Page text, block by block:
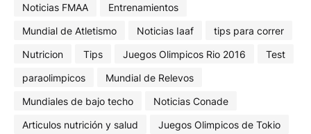
Noticias FMAA
Entrenamientos
Mundial de Atletismo
Noticias Iaaf
tips para correr
Nutricion
Tips Juegos Olimpicos Rio 2016
Test
paraolimpicos
Mundial de Relevos
Mundiales de bajo techo
Noticias Conade
Articulos nutrición y salud
Juegos Olimpicos de Tokio